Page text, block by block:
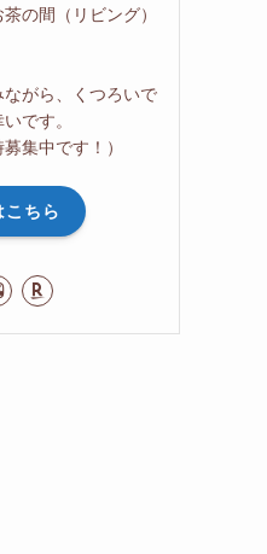
の間（リビング）
がら、くつろいで
です。
集中です！）
こちら